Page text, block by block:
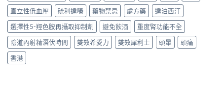
直立性低血壓
硫利達嗪 藥物禁忌 處方藥
達泊西汀
選擇性5-羥色胺再攝取抑制劑
避免飲酒
重度腎功能不全
陰道內射精潛伏時間
雙效希愛力 雙效犀利士 頭暈
頭痛
香港